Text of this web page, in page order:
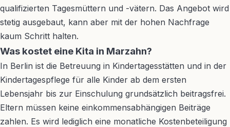
qualifizierten Tagesmüttern und -vätern. Das Angebot wird
stetig ausgebaut, kann aber mit der hohen Nachfrage
kaum Schritt halten.
Was kostet eine Kita in Marzahn?
In Berlin ist die Betreuung in Kindertagesstätten und in der
Kindertagespflege für alle Kinder ab dem ersten
Lebensjahr bis zur Einschulung grundsätzlich beitragsfrei.
Eltern müssen keine einkommensabhängigen Beiträge
zahlen. Es wird lediglich eine monatliche Kostenbeteiligung